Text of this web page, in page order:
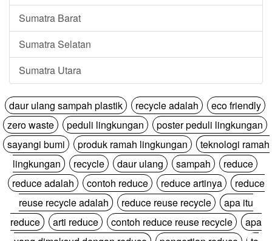
Sumatra Barat
Sumatra Selatan
Sumatra Utara
daur ulang sampah plastik recycle adalah
eco friendly
zero waste
peduli lingkungan
poster peduli lingkungan
sayangi bumi
produk ramah lingkungan
teknologi ramah
lingkungan
recycle daur ulang sampah
reduce
reduce adalah
contoh reduce reduce artinya
reduce
reuse recycle adalah
reduce reuse recycle
apa itu
reduce
arti reduce contoh reduce reuse recycle
apa